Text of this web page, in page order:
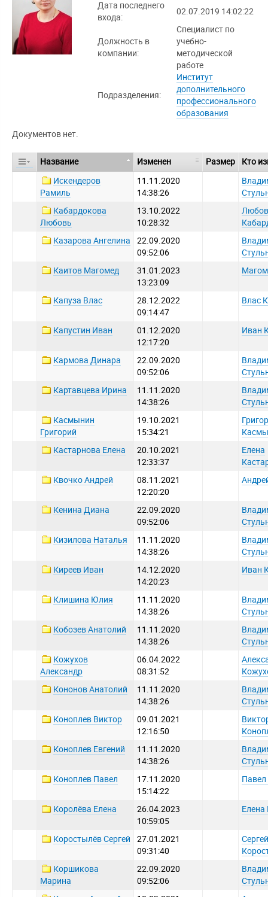
Дата последнего
входа:
02.07.2019 14:02:22
Должность в
компании:
Специалист по
учебно-
методической
работе
Подразделения:
Институт
дополнительного
профессионального
образования
Документов нет.
Название Изменен Размер
Кто
Искендеров
Рамиль
11.11.2020
14:38:26
Кабардокова
Любовь
13.10.2022
10:28:32
Казарова Ангелина
22.09.2020
09:52:06
Каитов Магомед
31.01.2023
13:23:09
Капуза Влас
28.12.2022
09:14:47
Влас
Капустин Иван
01.12.2020
12:17:20
Иван
Кармова Динара
22.09.2020
09:52:06
Картавцева Ирина
11.11.2020
14:38:26
Касмынин
Григорий
19.10.2021
15:34:21
Кастарнова Елена
20.10.2021
12:33:37
Елена
Квочко Андрей
08.11.2021
12:20:20
Кенина Диана
22.09.2020
09:52:06
Кизилова Наталья
11.11.2020
14:38:26
Киреев Иван
14.12.2020
14:20:23
Иван
Клишина Юлия
11.11.2020
14:38:26
Кобозев Анатолий
11.11.2020
14:38:26
Кожухов
Александр
06.04.2022
08:31:52
Кононов Анатолий
11.11.2020
14:38:26
Коноплев Виктор
09.01.2021
12:16:50
Коноплев Евгений
11.11.2020
14:38:26
Коноплев Павел
17.11.2020
15:14:22
Павел
Королёва Елена
26.04.2023
10:59:05
Елена
Коростылёв Сергей
27.01.2021
09:31:40
Сергей
Коршикова
Марина
22.09.2020
09:52:06